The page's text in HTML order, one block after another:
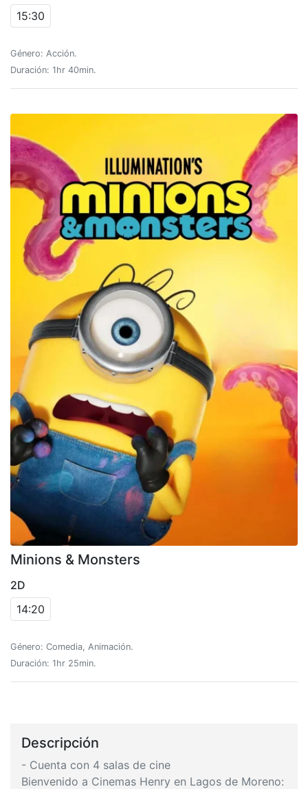
15:30
Género: Acción.
Duración: 1hr 40min.
Minions & Monsters
2D
14:20
Género: Comedia, Animación.
Duración: 1hr 25min.
Descripción
- Cuenta con 4 salas de cine
Bienvenido a Cinemas Henry en Lagos de Moreno: